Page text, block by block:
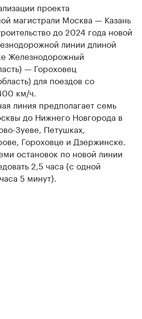
проекта
магистрали Москва — Казань
до 2024 года новой
линии длиной
Железнодорожный
— Гороховец
для поездов со
км/ч.
линия предполагает семь
до Нижнего Новгорода в
Зуеве, Петушках,
Гороховце и Дзержинске.
остановок по новой линии
2,5 часа (с одной
5 минут).